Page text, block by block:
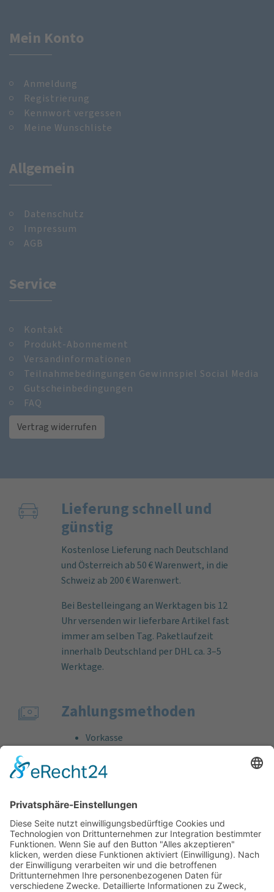
Mein Konto
Anmeldung
Registrierung
Kennwort vergessen
Meine Wunschliste
Allgemein
Datenschutz
Impressum
AGB
Service
Kontakt
Produkt-Abonnement
Versandinformationen
Teilnahmebedingungen Gewinnspiel Social Media
Gutscheinbedingungen
FAQ
Vertrag widerrufen
Lieferung schnell und
günstig
Kostenlose Lieferung nach Deutschland
und Österreich ab 50 € Warenwert, in die
Schweiz ab 200 € Warenwert.
Bei Bestelleingang an Werktagen bis 12
Uhr versenden wir lieferbare Artikel fast
immer am selben Tag. Paketlaufzeit
innerhalb Deutschland per DHL ca. 3–5
Werktage.
Zahlungs­methoden
Vorkasse
Bankeinzug
Kreditkarte (VISA & MasterCard)
Support
Kostenlose Beratung vor und nach dem
Kauf!